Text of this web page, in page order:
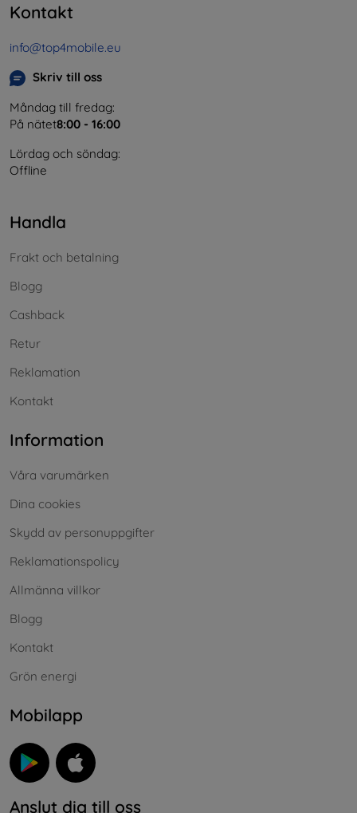
Kontakt
info@top4mobile.eu
Skriv till oss
Måndag till fredag:
På nätet8:00 - 16:00
Lördag och söndag:
Offline
Handla
Frakt och betalning
Blogg
Cashback
Retur
Reklamation
Kontakt
Information
Våra varumärken
Dina cookies
Skydd av personuppgifter
Reklamationspolicy
Allmänna villkor
Blogg
Kontakt
Grön energi
Mobilapp
Anslut dig till oss